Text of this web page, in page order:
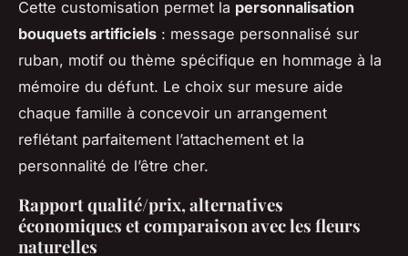
Cette customisation permet la personnalisation
bouquets artificiels : message personnalisé sur
ruban, motif ou thème spécifique en hommage à la
mémoire du défunt. Le choix sur mesure aide
chaque famille à concevoir un arrangement
reflétant parfaitement l’attachement et la
personnalité de l’être cher.
Rapport qualité/prix, alternatives
économiques et comparaison avec les fleurs
naturelles